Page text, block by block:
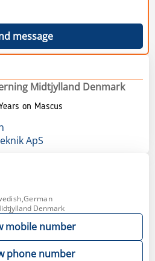
message
Midtjylland Denmark
on Mascus
ApS
Denmark
mobile number
phone number